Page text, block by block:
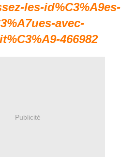
les-id%C3%A9es-
avec-
466982
Publicité